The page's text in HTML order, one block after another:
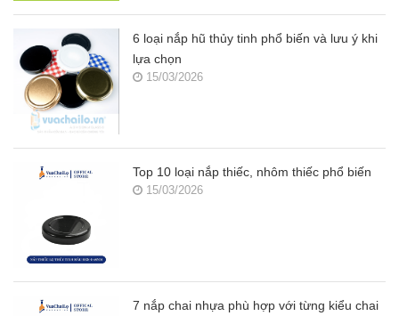
6 loại nắp hũ thủy tinh phổ biến và lưu ý khi
lựa chọn
15/03/2026
Top 10 loại nắp thiếc, nhôm thiếc phổ biến
15/03/2026
7 nắp chai nhựa phù hợp với từng kiểu chai